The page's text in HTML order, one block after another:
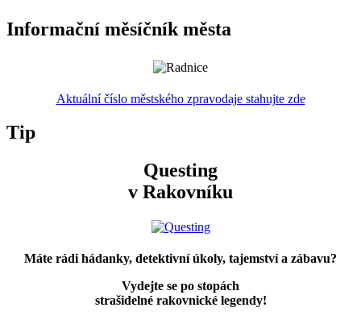
Informační měsíčník města
Aktuální číslo městského zpravodaje stahujte zde
Tip
Questing
v Rakovníku
Máte rádi hádanky, detektivní úkoly, tajemství a zábavu?
Vydejte se po stopách
strašidelné rakovnické legendy!